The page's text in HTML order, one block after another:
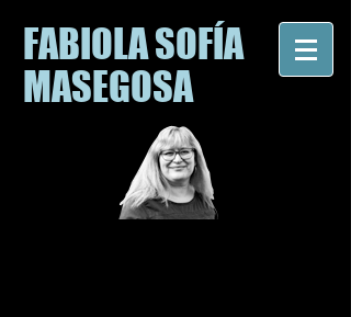
FABIOLA SOFÍA
MASEGOSA